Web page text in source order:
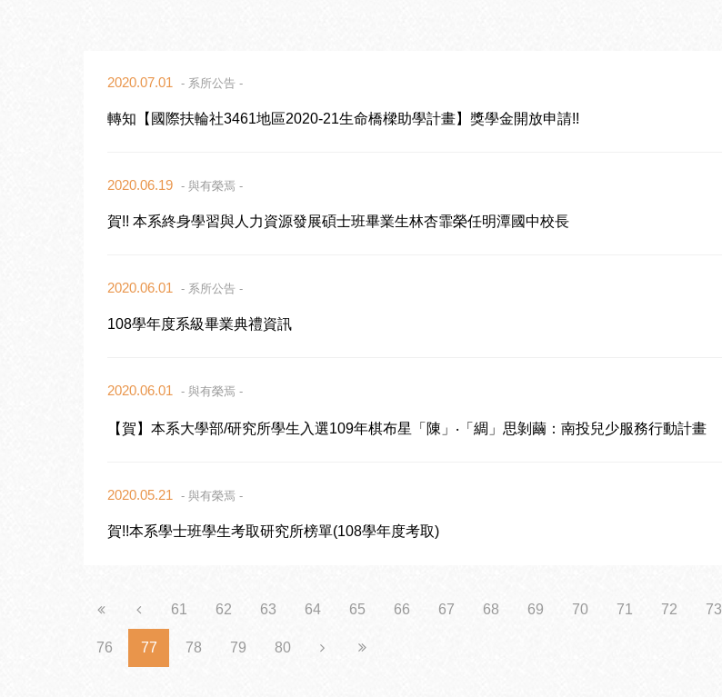
2020.07.01 - 系所公告 -
轉知【國際扶輪社3461地區2020-21生命橋樑助學計畫】獎學金開放申請!!
2020.06.19 - 與有榮焉 -
賀!! 本系終身學習與人力資源發展碩士班畢業生林杏霏榮任明潭國中校長
2020.06.01 - 系所公告 -
108學年度系級畢業典禮資訊
2020.06.01 - 與有榮焉 -
【賀】本系大學部/研究所學生入選109年棋布星「陳」‧「綢」思剝繭：南投兒少服務行動計畫
2020.05.21 - 與有榮焉 -
賀!!本系學士班學生考取研究所榜單(108學年度考取)
61 62 63 64 65 66 67 68 69 70 71 72 73
76 77 78 79 80